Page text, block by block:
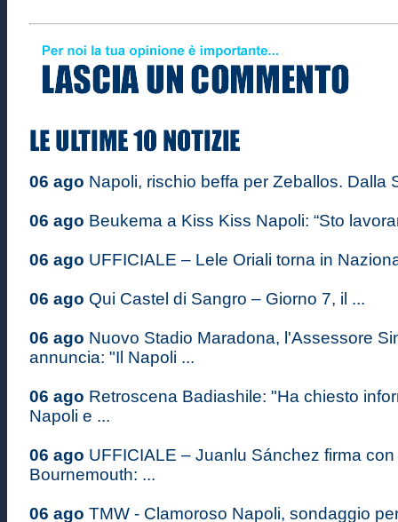
06 ago Napoli, rischio beffa per Zeballos. Dalla
06 ago Beukema a Kiss Kiss Napoli: “Sto
06 ago UFFICIALE – Lele Oriali torna in
06 ago Qui Castel di Sangro – Giorno 7, il ...
06 ago Nuovo Stadio Maradona, l'Assessore
annuncia: "Il Napoli ...
06 ago Retroscena Badiashile: "Ha chiesto
Napoli e ...
06 ago UFFICIALE – Juanlu Sánchez firma con
Bournemouth: ...
06 ago TMW - Clamoroso Napoli, sondaggio